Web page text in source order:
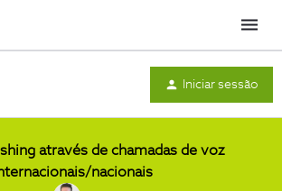
Menu
Iniciar sessão
através de chamadas de voz
nacionais